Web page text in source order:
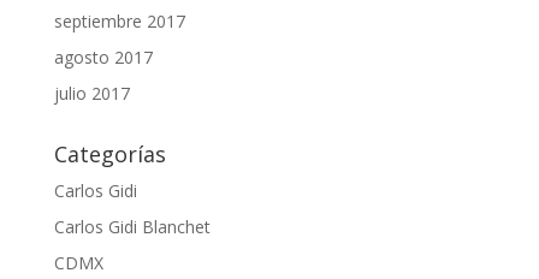
septiembre 2017
agosto 2017
julio 2017
Categorías
Carlos Gidi
Carlos Gidi Blanchet
CDMX